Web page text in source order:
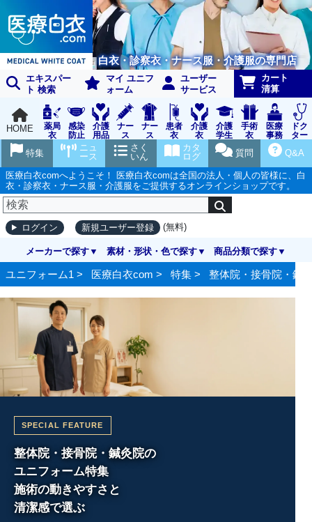
白衣・診察衣・ナース服・介護服の専門店
エキスパー
ト 検索
マイ ユニフ
ォーム
ユーザー
サービス
カート
清算
HOME
薬局
衣
感染
防止
用品
介護
用品
ナー
ス
グッ
ズ
ナー
ス
ウェ
ア
患者
衣
介護
衣
介護
学生
実習
衣
手術
衣
医療
事務
受付
ドク
ター
ア
Q&A
質問
カタ
ログ
さく
いん
ニュ
ース
特集
医療白衣comへようこそ！ 医療白衣comは全国の法人・個人の皆様に、白
衣・診察衣・ナース服・介護服をご提供するオンラインショップです。
ログイン 新規ユーザー登録 (無料)
メーカーで探す 素材・形状・色で探す 商品分類で探す
ユニフォーム1 > 医療白衣com > 特集 > 整体院・接骨院・鍼
SPECIAL FEATURE
整体院・接骨院・鍼灸院の
ユニフォーム特集
施術の動きやすさと
清潔感で選ぶ